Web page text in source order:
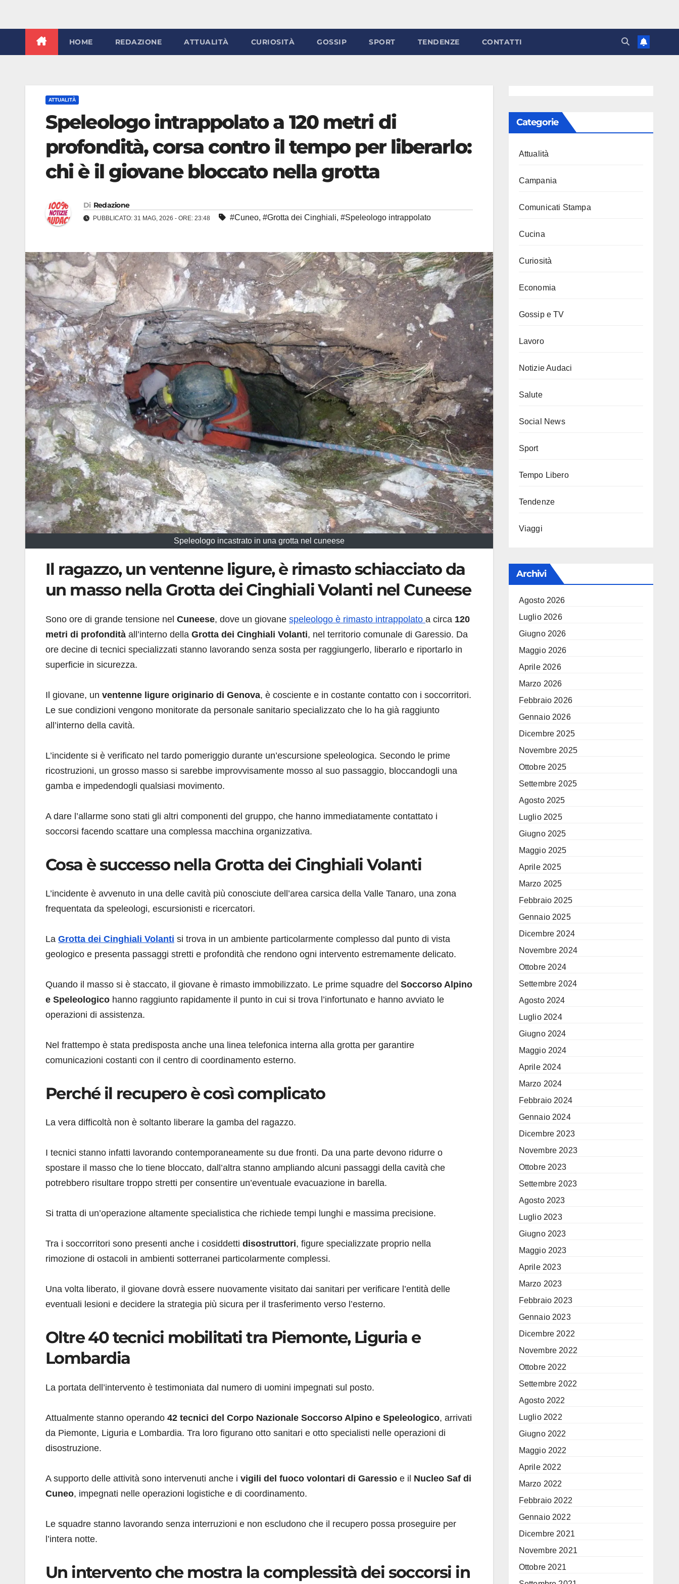
HOME REDAZIONE ATTUALITÀ CURIOSITÀ GOSSIP SPORT TENDENZE CONTATTI
ATTUALITÀ
Speleologo intrappolato a 120 metri di
profondità, corsa contro il tempo per liberarlo:
chi è il giovane bloccato nella grotta
Di Redazione
PUBBLICATO: 31 MAG, 2026 - ORE: 23:48 #Cuneo, #Grotta dei Cinghiali, #Speleologo intrappolato
Speleologo incastrato in una grotta nel cuneese
Il ragazzo, un ventenne ligure, è rimasto schiacciato da
un masso nella Grotta dei Cinghiali Volanti nel Cuneese
Sono ore di grande tensione nel Cuneese, dove un giovane speleologo è rimasto intrappolato a circa 120
metri di profondità all’interno della Grotta dei Cinghiali Volanti, nel territorio comunale di Garessio. Da
ore decine di tecnici specializzati stanno lavorando senza sosta per raggiungerlo, liberarlo e riportarlo in
superficie in sicurezza.
Il giovane, un ventenne ligure originario di Genova, è cosciente e in costante contatto con i soccorritori.
Le sue condizioni vengono monitorate da personale sanitario specializzato che lo ha già raggiunto
all’interno della cavità.
L’incidente si è verificato nel tardo pomeriggio durante un’escursione speleologica. Secondo le prime
ricostruzioni, un grosso masso si sarebbe improvvisamente mosso al suo passaggio, bloccandogli una
gamba e impedendogli qualsiasi movimento.
A dare l’allarme sono stati gli altri componenti del gruppo, che hanno immediatamente contattato i
soccorsi facendo scattare una complessa macchina organizzativa.
Cosa è successo nella Grotta dei Cinghiali Volanti
L’incidente è avvenuto in una delle cavità più conosciute dell’area carsica della Valle Tanaro, una zona
frequentata da speleologi, escursionisti e ricercatori.
La Grotta dei Cinghiali Volanti si trova in un ambiente particolarmente complesso dal punto di vista
geologico e presenta passaggi stretti e profondità che rendono ogni intervento estremamente delicato.
Quando il masso si è staccato, il giovane è rimasto immobilizzato. Le prime squadre del Soccorso Alpino
e Speleologico hanno raggiunto rapidamente il punto in cui si trova l’infortunato e hanno avviato le
operazioni di assistenza.
Nel frattempo è stata predisposta anche una linea telefonica interna alla grotta per garantire
comunicazioni costanti con il centro di coordinamento esterno.
Perché il recupero è così complicato
La vera difficoltà non è soltanto liberare la gamba del ragazzo.
I tecnici stanno infatti lavorando contemporaneamente su due fronti. Da una parte devono ridurre o
spostare il masso che lo tiene bloccato, dall’altra stanno ampliando alcuni passaggi della cavità che
potrebbero risultare troppo stretti per consentire un’eventuale evacuazione in barella.
Si tratta di un’operazione altamente specialistica che richiede tempi lunghi e massima precisione.
Tra i soccorritori sono presenti anche i cosiddetti disostruttori, figure specializzate proprio nella
rimozione di ostacoli in ambienti sotterranei particolarmente complessi.
Una volta liberato, il giovane dovrà essere nuovamente visitato dai sanitari per verificare l’entità delle
eventuali lesioni e decidere la strategia più sicura per il trasferimento verso l’esterno.
Oltre 40 tecnici mobilitati tra Piemonte, Liguria e
Lombardia
La portata dell’intervento è testimoniata dal numero di uomini impegnati sul posto.
Attualmente stanno operando 42 tecnici del Corpo Nazionale Soccorso Alpino e Speleologico, arrivati
da Piemonte, Liguria e Lombardia. Tra loro figurano otto sanitari e otto specialisti nelle operazioni di
disostruzione.
A supporto delle attività sono intervenuti anche i vigili del fuoco volontari di Garessio e il Nucleo Saf di
Cuneo, impegnati nelle operazioni logistiche e di coordinamento.
Le squadre stanno lavorando senza interruzioni e non escludono che il recupero possa proseguire per
l’intera notte.
Un intervento che mostra la complessità dei soccorsi in
Categorie
Attualità
Campania
Comunicati Stampa
Cucina
Curiosità
Economia
Gossip e TV
Lavoro
Notizie Audaci
Salute
Social News
Sport
Tempo Libero
Tendenze
Viaggi
Archivi
Agosto 2026
Luglio 2026
Giugno 2026
Maggio 2026
Aprile 2026
Marzo 2026
Febbraio 2026
Gennaio 2026
Dicembre 2025
Novembre 2025
Ottobre 2025
Settembre 2025
Agosto 2025
Luglio 2025
Giugno 2025
Maggio 2025
Aprile 2025
Marzo 2025
Febbraio 2025
Gennaio 2025
Dicembre 2024
Novembre 2024
Ottobre 2024
Settembre 2024
Agosto 2024
Luglio 2024
Giugno 2024
Maggio 2024
Aprile 2024
Marzo 2024
Febbraio 2024
Gennaio 2024
Dicembre 2023
Novembre 2023
Ottobre 2023
Settembre 2023
Agosto 2023
Luglio 2023
Giugno 2023
Maggio 2023
Aprile 2023
Marzo 2023
Febbraio 2023
Gennaio 2023
Dicembre 2022
Novembre 2022
Ottobre 2022
Settembre 2022
Agosto 2022
Luglio 2022
Giugno 2022
Maggio 2022
Aprile 2022
Marzo 2022
Febbraio 2022
Gennaio 2022
Dicembre 2021
Novembre 2021
Ottobre 2021